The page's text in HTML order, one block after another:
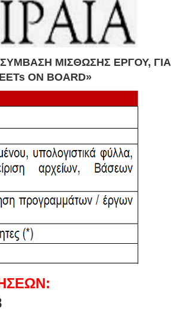
ΜΙΣΘΩΣΗΣ ΕΡΓΟΥ, ΓΙΑ
ON BOARD»